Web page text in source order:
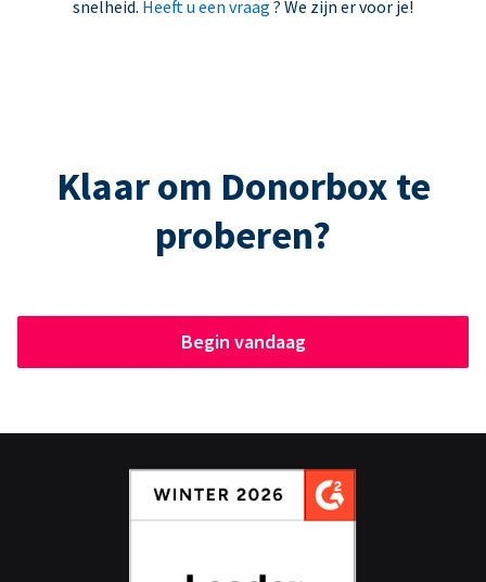
snelheid. Heeft u een vraag ? We zijn er voor je!
Klaar om Donorbox te
proberen?
Begin vandaag